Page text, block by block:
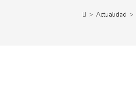
> Actualidad >